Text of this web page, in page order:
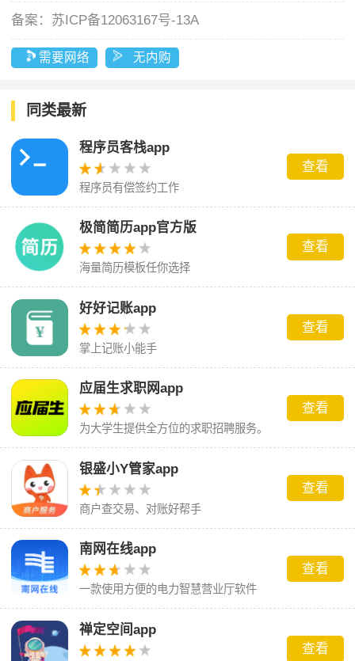
备案： 苏ICP备12063167号-13A
需要网络 无内购
同类最新
程序员客栈app
程序员有偿签约工作
查看
极简简历app官方版
海量简历模板任你选择
查看
好好记账app
掌上记账小能手
查看
应届生求职网app
为大学生提供全方位的求职招聘服务。
查看
银盛小Y管家app
商户查交易、对账好帮手
查看
南网在线app
一款使用方便的电力智慧营业厅软件
查看
禅定空间app
查看